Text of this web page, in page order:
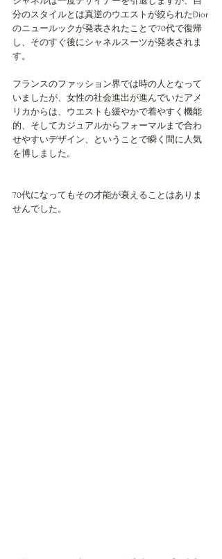
分のスタイルとは真逆のウエストが絞られたDior
のニュールックが発表されたことで70代で復帰
し、そのすぐ後にシャネルスーツが発表されま
す。
フランスのファッション界では時の人となって
いましたが、女性の社会進出が進んでいたアメ
リカからは、ウエストも緩やかで着やすく機能
的、そしてカジュアルからフォーマルまで合わ
せやすいデザイン、ということで瞬く間に人気
を博しました。
70代になってもその才能が衰えることはありま
せんでした。